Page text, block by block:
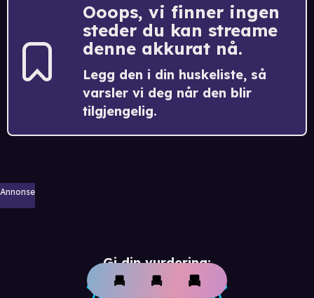
Ooops, vi finner ingen
steder du kan streame
denne akkurat nå.
Legg den i din huskeliste, så
varsler vi deg når den blir
tilgjengelig.
Annonse
Gi din vurdering: